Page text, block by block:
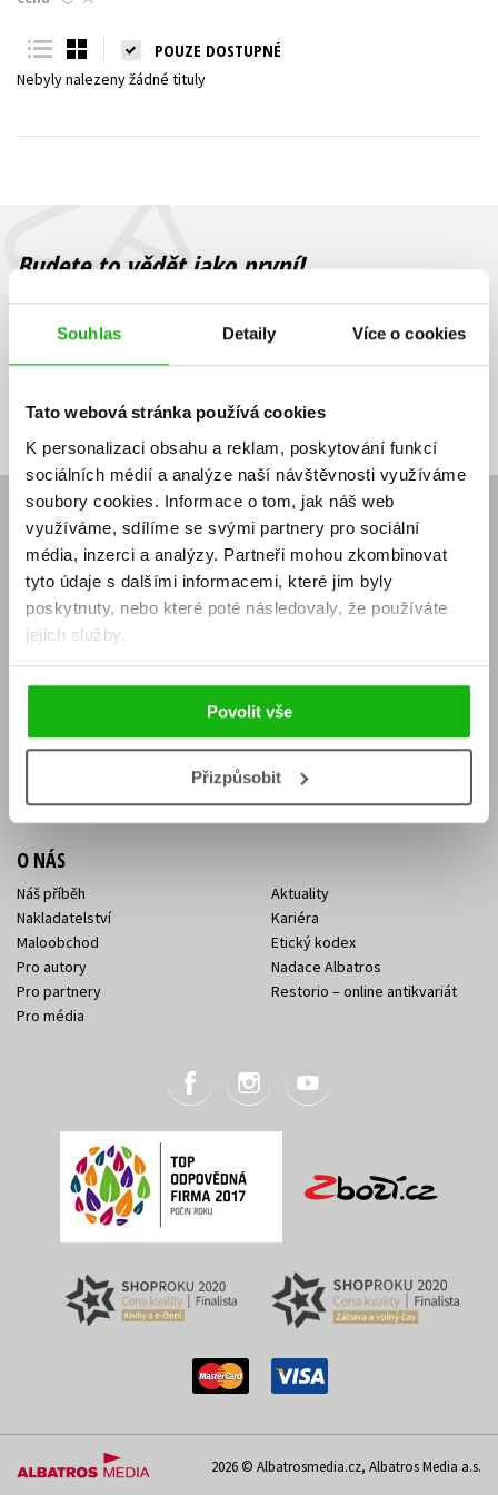
Souhlas Detaily Více o cookies
Tato webová stránka používá cookies
K personalizaci obsahu a reklam, poskytování funkcí
sociálních médií a analýze naší návštěvnosti využíváme
soubory cookies. Informace o tom, jak náš web
využíváme, sdílíme se svými partnery pro sociální
média, inzerci a analýzy. Partneři mohou zkombinovat
tyto údaje s dalšími informacemi, které jim byly
poskytnuty, nebo které poté následovaly, že používáte
jejich služby.
Povolit vše
Přizpůsobit
Young adult (SK)
Všechny tituly
POUZE DOSTUPNÉ
Nebyly nalezeny žádné tituly
Budete to vědět jako první!
Zajímá Vás, jaký knižní hit právě vychází, na jaké zboží je výhodná
sleva, jaká běží soutěž o ceny? Přihlášením k odběru našich e-
souhlasíte se zpracováním osobních údajů
mailová
adresa
mailová
adresa
Vaše e-mailová adresa Přihlásit se
E-SHOP
Aktuality
Naši autoři
Obchodní podmínky
Jak nakoupit
Knižní novinky
Dárkové poukazy
Affiliate program
KONTAKTY
Sídlo společnosti
Kontakty Albatros Media
O NÁS
Náš příběh
Nakladatelství
Maloobchod
Pro autory
Pro partnery
Pro média
Aktuality
Kariéra
Etický kodex
Nadace Albatros
Restorio – online antikvariát
2026 © Albatrosmedia.cz, Albatros Media a.s.